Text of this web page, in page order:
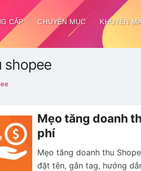
CẤP CHUYÊN MỤC KHUYẾN
shopee
Mẹo tăng doanh
phí
Mẹo tăng doanh thu
đặt tên, gắn tag, hướng